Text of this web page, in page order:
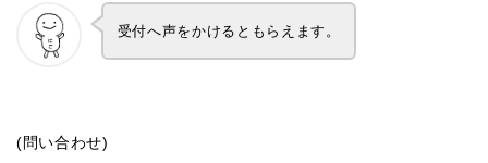
受付へ声をかけるともらえます。
(問い合わせ)